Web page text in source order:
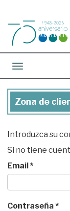
Toggle
Zona
de
Zona de
Introduzca su
Si no tiene
Email *
Contraseña *